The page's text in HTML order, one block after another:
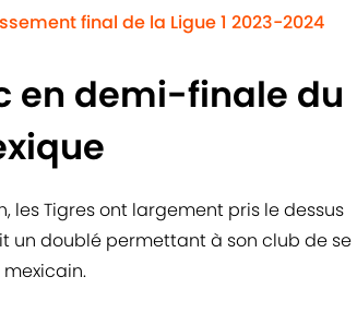
final de la Ligue 1 2023-2024
en demi-finale du
les Tigres ont largement pris le dessus
un doublé permettant à son club de se